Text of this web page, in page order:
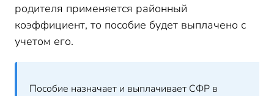
родителя применяется районный
коэффициент, то пособие будет выплачено с
учетом его.
Пособие назначает и выплачивает СФР в